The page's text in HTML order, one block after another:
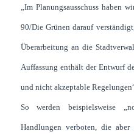
„Im Planungsausschuss haben
90/Die Grünen darauf
Überarbeitung an die
Auffassung enthält der Entwurf
und nicht akzeptable
So werden beispielsweise
Handlungen verboten, die